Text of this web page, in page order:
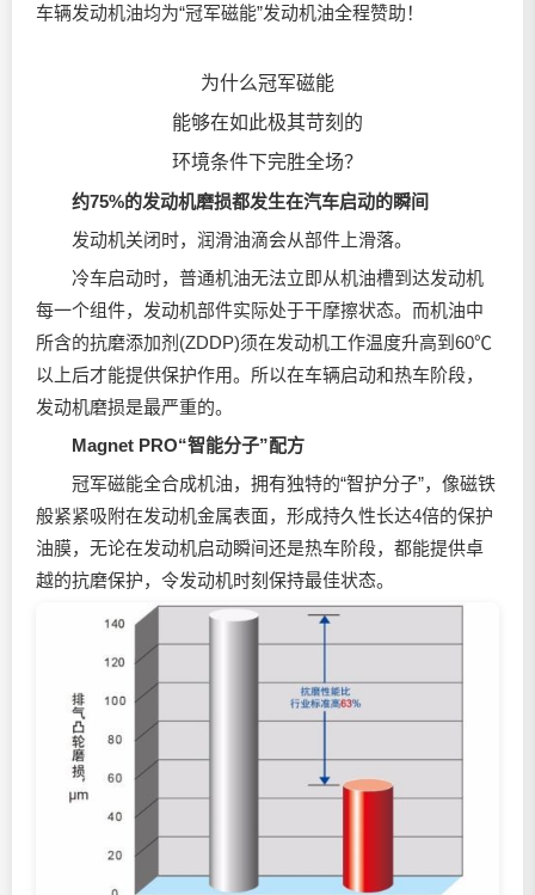
车辆发动机油均为“冠军磁能”发动机油全程赞助！
为什么冠军磁能
能够在如此极其苛刻的
环境条件下完胜全场？
约75%的发动机磨损都发生在汽车启动的瞬间
发动机关闭时， 润滑油滴会从部件上滑落。
冷车启动时，普通机油无法立即从机油槽到达发动机
每一个组件，发动机部件实际处于干摩擦状态。而机油中
所含的抗磨添加剂(ZDDP)须在发动机工作温度升高到60℃
以上后才能提供保护作用。所以在车辆启动和热车阶段，
发动机磨损是最严重的。
Magnet PRO“智能分子”配方
冠军磁能全合成机油，拥有独特的“智护分子”，像磁铁
般紧紧吸附在发动机金属表面，形成持久性长达4倍的保护
油膜，无论在发动机启动瞬间还是热车阶段，都能提供卓
越的抗磨保护，令发动机时刻保持最佳状态。